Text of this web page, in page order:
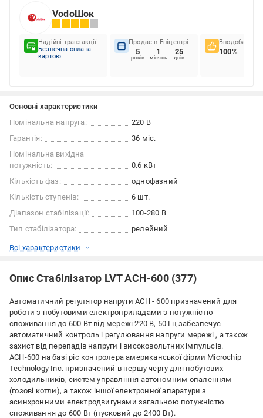
VodoШок
Надійні транзакції
Безпечна оплата
картою
Продає в Епіцентрі
5
років
1
місяць
25
днів
Вподобання
100%
Основні характеристики
Номінальна напруга:
220 В
Гарантія:
36 міс.
Номінальна вихідна
потужність:
0.6 кВт
Кількість фаз:
однофазний
Кількість ступенів:
6 шт.
Діапазон стабілізації:
100-280 В
Тип стабілізатора:
релейний
Всі характеристики
Опис Стабілізатор LVT АСН-600 (377)
Автоматичний регулятор напруги АСН - 600 призначений для
роботи з побутовими електроприладами з потужністю
споживання до 600 Вт від мережі 220 В, 50 Гц забезпечує
автоматичний контроль і регулювання напруги мережі , а також
захист від перепадів напруги і високовольтних імпульсів.
АСН-600 на базі pic контролера американської фірми Microchip
Technology Inc. призначений в першу чергу для побутових
холодильників, систем управління автономним опаленням
(гозові котли), а також іншої електронної апаратури з
асинхронними електродвигунами загальною потужністю
споживання до 600 Вт (пусковий до 2400 Вт).